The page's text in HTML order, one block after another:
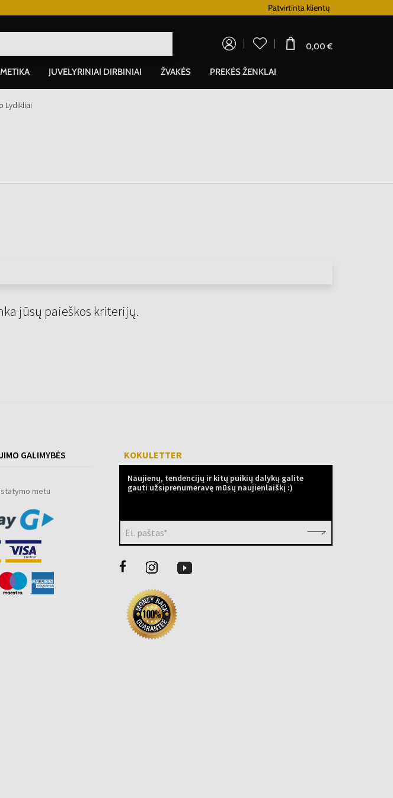
Patvirtinta klientų
0,00 €
JUVELYRINIAI DIRBINIAI ŽVAKĖS PREKĖS ŽENKLAI
Lydikliai
jūsų paieškos kriterijų.
GALIMYBĖS
metu
KOKULETTER
Naujienų, tendencijų ir kitų puikių dalykų galite
gauti užsiprenumeravę mūsų naujienlaiškį :)
El. paštas*